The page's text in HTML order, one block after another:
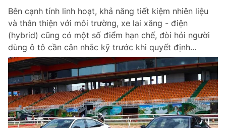
Bên cạnh tính linh hoạt, khả năng tiết kiệm nhiên liệu
và thân thiện với môi trường, xe lai xăng - điện
(hybrid) cũng có một số điểm hạn chế, đòi hỏi người
dùng ô tô cần cân nhắc kỹ trước khi quyết định...